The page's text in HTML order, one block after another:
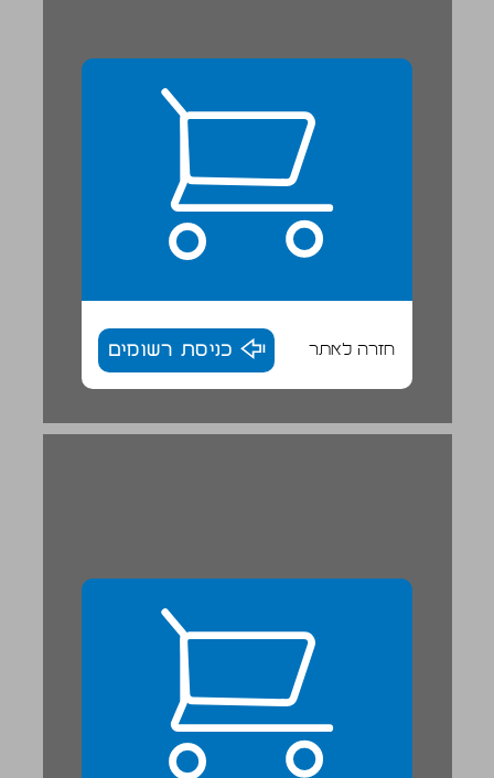
חזרה לאתר כניסת רשומים